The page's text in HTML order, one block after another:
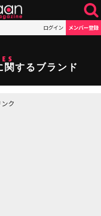
ログイン メンバー登録
関するブランド
ク